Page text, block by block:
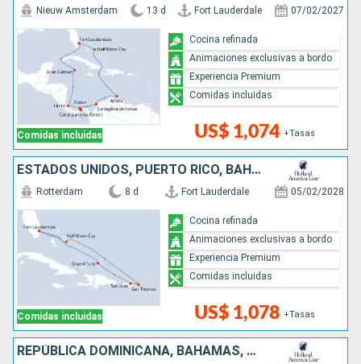
Comidas incluidas
Nieuw Amsterdam 13 d Fort Lauderdale 07/02/2027
US$ 1,074 +Tasas
Cocina refinada
Animaciones exclusivas a bordo
Experiencia Premium
Comidas incluidas
ESTADOS UNIDOS, PUERTO RICO, BAHAMAS
Comidas incluidas
Rotterdam 8 d Fort Lauderdale 05/02/2028
US$ 1,078 +Tasas
Cocina refinada
Animaciones exclusivas a bordo
Experiencia Premium
Comidas incluidas
REPÚBLICA DOMINICANA, BAHAMAS, ESTADOS UNIDOS